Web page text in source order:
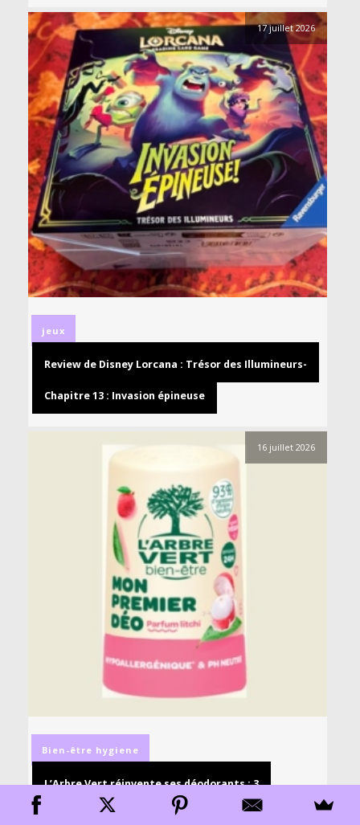
17 juillet 2026
jeux
Review de Disney Lorcana : Trésor des Illumineurs-
Chapitre 13 : Invasion épineuse
16 juillet 2026
Bien-être hygiene
L’Arbre Vert réinvente ses déodorants : 3
nouveautés à découvrir